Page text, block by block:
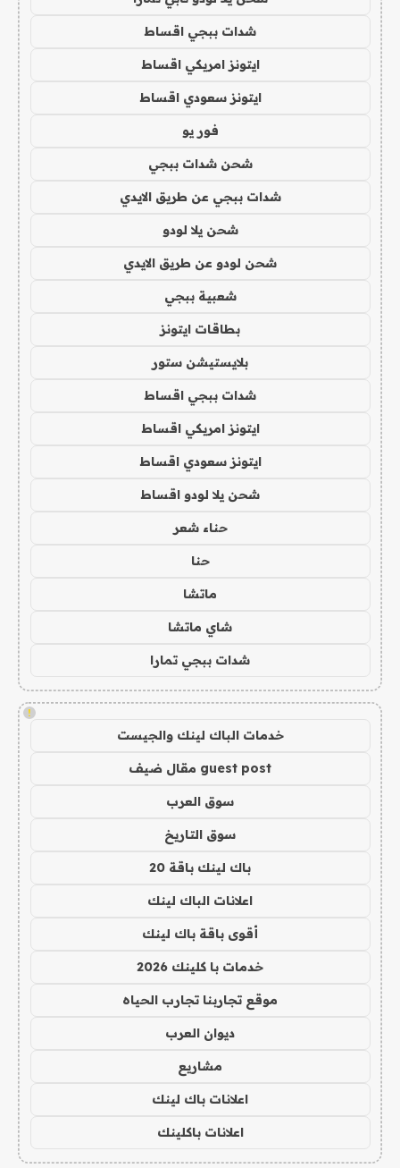
شدات ببجي اقساط
ايتونز امريكي اقساط
ايتونز سعودي اقساط
فور يو
شحن شدات ببجي
شدات ببجي عن طريق الايدي
شحن يلا لودو
شحن لودو عن طريق الايدي
شعبية ببجي
بطاقات ايتونز
بلايستيشن ستور
شدات ببجي اقساط
ايتونز امريكي اقساط
ايتونز سعودي اقساط
شحن يلا لودو اقساط
حناء شعر
حنا
ماتشا
شاي ماتشا
شدات ببجي تمارا
!
خدمات الباك لينك والجيست
guest post مقال ضيف
سوق العرب
سوق التاريخ
باك لينك باقة 20
اعلانات الباك لينك
أقوى باقة باك لينك
خدمات با كلينك 2026
موقع تجاربنا تجارب الحياه
ديوان العرب
مشاريع
اعلانات باك لينك
اعلانات باكلينك